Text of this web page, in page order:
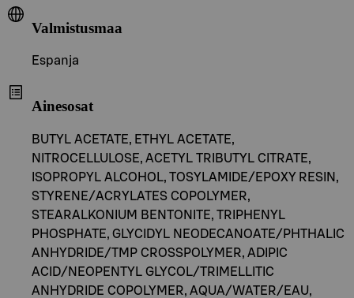
Valmistusmaa
Espanja
Ainesosat
BUTYL ACETATE, ETHYL ACETATE,
NITROCELLULOSE, ACETYL TRIBUTYL CITRATE,
ISOPROPYL ALCOHOL, TOSYLAMIDE/EPOXY RESIN,
STYRENE/ACRYLATES COPOLYMER,
STEARALKONIUM BENTONITE, TRIPHENYL
PHOSPHATE, GLYCIDYL NEODECANOATE/PHTHALIC
ANHYDRIDE/TMP CROSSPOLYMER, ADIPIC
ACID/NEOPENTYL GLYCOL/TRIMELLITIC
ANHYDRIDE COPOLYMER, AQUA/WATER/EAU,